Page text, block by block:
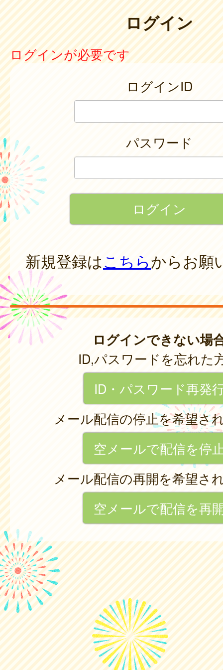
ログイン
ログインが必要です
ログインID
パスワード
新規登録はこちらからお願
ログインできない場
ID,パスワードを忘れた
ID・パスワード再発
メール配信の停止を希望さ
空メールで配信を停
メール配信の再開を希望さ
空メールで配信を再